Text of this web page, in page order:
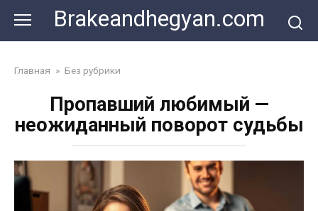
content
Brakeandhegyan.com
Главная » Без рубрики
Пропавший любимый —
неожиданный поворот судьбы